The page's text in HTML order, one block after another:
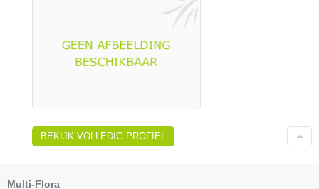
BEKIJK VOLLEDIG PROFIEL
Multi-Flora